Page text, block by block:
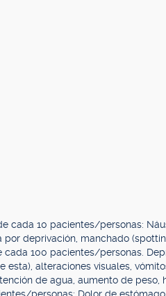
cada 10 pacientes/personas:
deprivación, manchado
cada 100 pacientes/personas.
alteraciones visuales,
de agua, aumento de peso,